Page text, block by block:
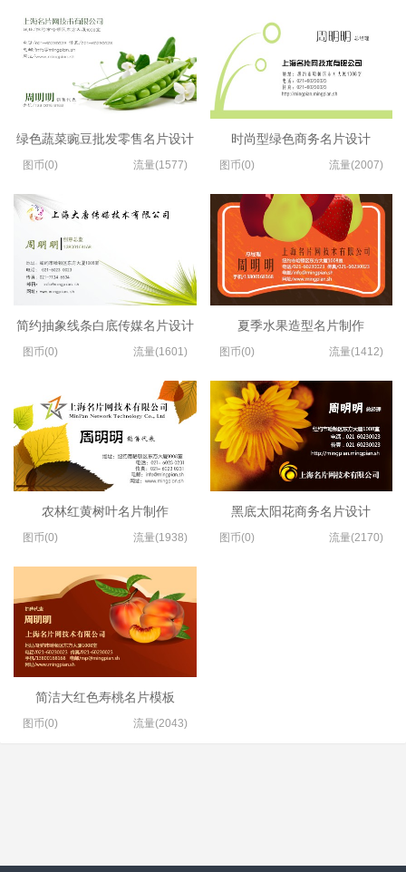
绿色蔬菜豌豆批发零售名片设计
图币(0) 流量(1577)
简约抽象线条白底传媒名片设计
图币(0) 流量(1601)
农林红黄树叶名片制作
图币(0) 流量(1938)
简洁大红色寿桃名片模板
图币(0) 流量(2043)
时尚型绿色商务名片设计
图币(0) 流量(2007)
夏季水果造型名片制作
图币(0) 流量(1412)
黑底太阳花商务名片设计
图币(0) 流量(2170)